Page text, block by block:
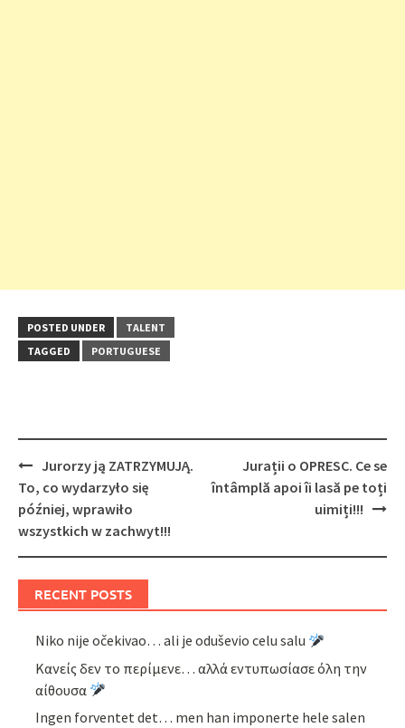
POSTED UNDER
TALENT
TAGGED
PORTUGUESE
Post
navigation
Jurorzy ją ZATRZYMUJĄ.
To, co wydarzyło się
później, wprawiło
wszystkich w zachwyt!!!
Jurații o OPRESC. Ce se
întâmplă apoi îi lasă pe toți
uimiți!!!
RECENT POSTS
Niko nije očekivao… ali je oduševio celu salu
Κανείς δεν το περίμενε… αλλά εντυπωσίασε όλη την
αίθουσα
Ingen forventet det… men han imponerte hele salen